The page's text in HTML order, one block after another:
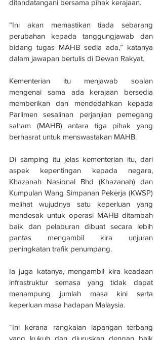
ditandatangani bersama pihak kerajaan.
“Ini akan memastikan tiada sebarang
perubahan kepada tanggungjawab dan
bidang tugas MAHB sedia ada,” katanya
dalam jawapan bertulis di Dewan Rakyat.
Kementerian itu menjawab soalan
mengenai sama ada kerajaan bersedia
memberikan dan mendedahkan kepada
Parlimen sesalinan perjanjian pemegang
saham (MAHB) antara tiga pihak yang
berhasrat untuk menswastakan MAHB.
Di samping itu jelas kementerian itu, dari
aspek kepentingan kepada negara,
Khazanah Nasional Bhd (Khazanah) dan
Kumpulan Wang Simpanan Pekerja (KWSP)
melihat wujudnya satu keperluan yang
mendesak untuk operasi MAHB ditambah
baik dan pelaburan dibuat secara lebih
pantas mengambil kira unjuran
peningkatan trafik penumpang.
Ia juga katanya, mengambil kira keadaan
infrastruktur semasa yang tidak dapat
menampung jumlah masa kini serta
keperluan masa hadapan Malaysia.
“Ini kerana rangkaian lapangan terbang
yang kukuh dan diuruskan dengan baik